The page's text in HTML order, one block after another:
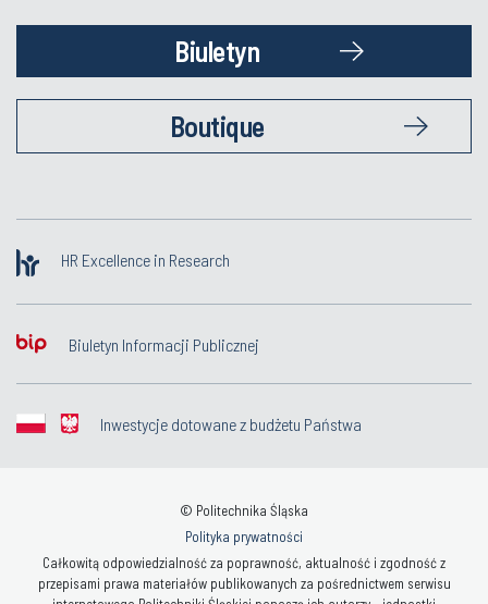
Biuletyn
Boutique
HR Excellence in Research
Biuletyn Informacji Publicznej
Inwestycje dotowane z budżetu Państwa
© Politechnika Śląska
Polityka prywatności
Całkowitą odpowiedzialność za poprawność, aktualność i zgodność z
przepisami prawa materiałów publikowanych za pośrednictwem serwisu